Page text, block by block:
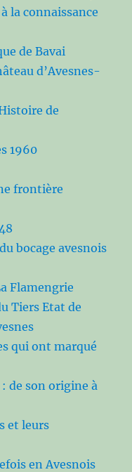
la connaissance
de Bavai
d’Avesnes-
de
1960
frontière
bocage avesnois
Flamengrie
Tiers Etat de
qui ont marqué
de son origine à
et leurs
en Avesnois